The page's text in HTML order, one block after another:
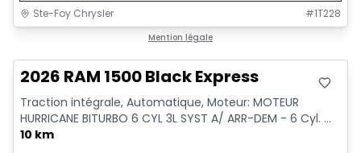
Ste-Foy Chrysler #1T228
Mention légale
2026 RAM 1500 Black Express
Traction intégrale, Automatique, Moteur: MOTEUR
HURRICANE BITURBO 6 CYL 3L SYST A/ ARR-DEM - 6 Cyl. ...
10 km